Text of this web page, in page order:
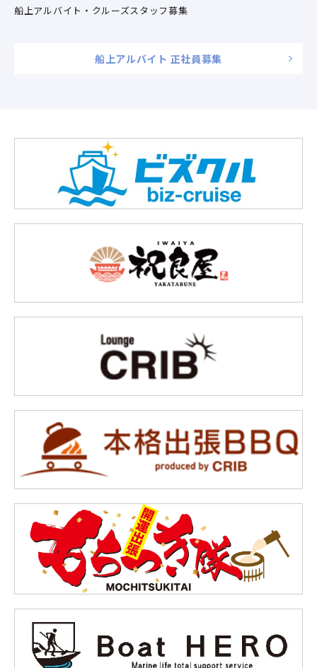
船上アルバイト・クルーズスタッフ募集
船上アルバイト 正社員募集